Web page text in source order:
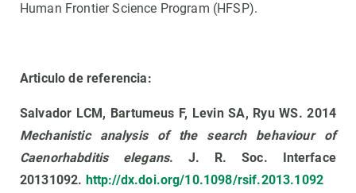
Human Frontier Science Program (HFSP).
Articulo de referencia:
Salvador LCM, Bartumeus F, Levin SA, Ryu WS. 2014
Mechanistic analysis of the search behaviour of
Caenorhabditis elegans. J. R. Soc. Interface
20131092. http://dx.doi.org/10.1098/rsif.2013.1092